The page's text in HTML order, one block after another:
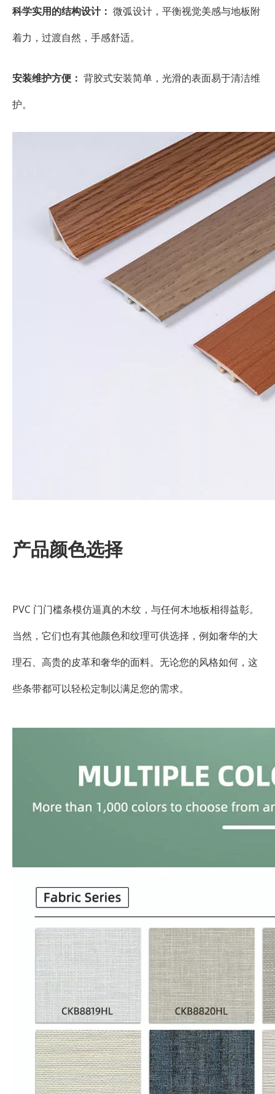
科学实用的结构设计： 微弧设计，平衡视觉美感与地板附
着力，过渡自然，手感舒适。
安装维护方便： 背胶式安装简单，光滑的表面易于清洁维
护。
产品颜色选择
PVC 门门槛条模仿逼真的木纹，与任何木地板相得益彰。
当然，它们也有其他颜色和纹理可供选择，例如奢华的大
理石、高贵的皮革和奢华的面料。无论您的风格如何，这
些条带都可以轻松定制以满足您的需求。